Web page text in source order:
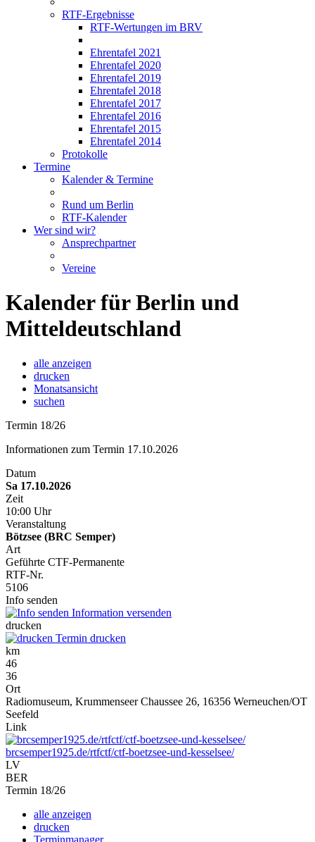
RTF-Ergebnisse
RTF-Wertungen im BRV
Ehrentafel 2021
Ehrentafel 2020
Ehrentafel 2019
Ehrentafel 2018
Ehrentafel 2017
Ehrentafel 2016
Ehrentafel 2015
Ehrentafel 2014
Protokolle
Termine
Kalender & Termine
Rund um Berlin
RTF-Kalender
Wer sind wir?
Ansprechpartner
Vereine
Kalender für Berlin und
Mitteldeutschland
alle anzeigen
drucken
Monatsansicht
suchen
Termin 18/26
Informationen zum Termin 17.10.2026
Datum
Sa 17.10.2026
Zeit
10:00 Uhr
Veranstaltung
Bötzsee (BRC Semper)
Art
Geführte CTF-Permanente
RTF-Nr.
5106
Info senden
Information versenden
drucken
Termin drucken
km
46
36
Ort
Radiomuseum, Krummenseer Chaussee 26, 16356 Werneuchen/OT
Seefeld
Link
brcsemper1925.de/rtfctf/ctf-boetzsee-und-kesselsee/
LV
BER
Termin 18/26
alle anzeigen
drucken
Terminmanager